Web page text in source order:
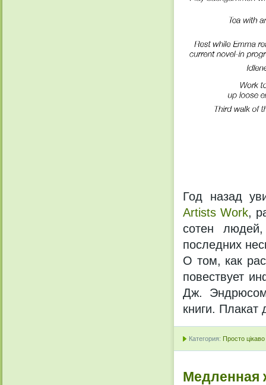
Год назад
Artists Work,
сотен
последних
О том, как
повествует
Дж.
книги. Плакат
Категория: Просто цікаво
Медленная